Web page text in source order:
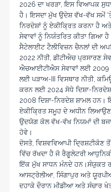
2026 ਦਾ ਖਰੜਾ, ਇਸ ਵਿਆਪਕ
ਹੈ। ਇਸਦਾ ਮੁੱਖ ਉਦੇਸ਼ ਵੱਖ-ਵੱਖ ਸਮੇਂ
ਨਿਰਦੇਸ਼ਾਂ ਨੂੰ ਏਕੀਕ੍ਰਿਤ ਕਰਨਾ ਹੈ
ਸੇਵਾਵਾਂ ਨੂੰ ਨਿਯੰਤਰਿਤ ਕੀਤਾ ਗਿਆ
ਸੈਟੇਲਾਈਟ ਟੈਲੀਵਿਜ਼ਨ ਚੈਨਲਾਂ ਦੀ
2022 ਨੀਤੀ, ਡੀਟੀਐਚ ਪ੍ਰਸਾਰਣ
ਐਚਆਈਟੀਐਸ ਸੇਵਾਵਾਂ ਲਈ 2009
ਲਈ ਪੜਾਅ-III ਵਿਸਥਾਰ ਨੀਤੀ,
ਕਰਨ ਲਈ 2024 ਸੋਧੇ ਦਿਸ਼ਾ-
2008 ਦਿਸ਼ਾ-ਨਿਰਦੇਸ਼ ਸ਼ਾਮਲ ਹਨ।
ਏਕੀਕ੍ਰਿਤ ਸਮੂਹ ਦੇ ਅਧੀਨ ਲਿਆਉਣ
ਉਦਯੋਗ ਕੋਲ ਵੱਖ-ਵੱਖ ਨਿਯਮਾਂ ਦੀ
ਹੋਵੇ।
ਦੋਸਤੋ, ਵਿਸ਼ਵਵਿਆਪੀ ਦ੍ਰਿਸ਼ਟੀਕੋਣ
ਵਿੱਚ ਰੱਖਦਾ ਹੈ ਜੋ ਰੈਗੂਲੇਟਰੀ
ਇੱਕ ਮੁੱਖ ਸਾਧਨ ਮੰਨਦੇ ਹਨ।ਸੰਯੁਕਤ
ਆਸਟ੍ਰੇਲੀਆ, ਸਿੰਗਾਪੁਰ ਅਤੇ
ਦਹਾਕੇ ਦੌਰਾਨ ਮੀਡੀਆ ਅਤੇ ਸੰਚਾਰ